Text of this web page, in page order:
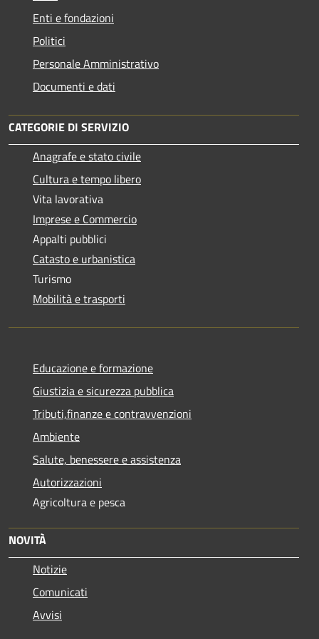
Enti e fondazioni
Politici
Personale Amministrativo
Documenti e dati
CATEGORIE DI SERVIZIO
Anagrafe e stato civile
Cultura e tempo libero
Vita lavorativa
Imprese e Commercio
Appalti pubblici
Catasto e urbanistica
Turismo
Mobilità e trasporti
Educazione e formazione
Giustizia e sicurezza pubblica
Tributi,finanze e contravvenzioni
Ambiente
Salute, benessere e assistenza
Autorizzazioni
Agricoltura e pesca
NOVITÀ
Notizie
Comunicati
Avvisi